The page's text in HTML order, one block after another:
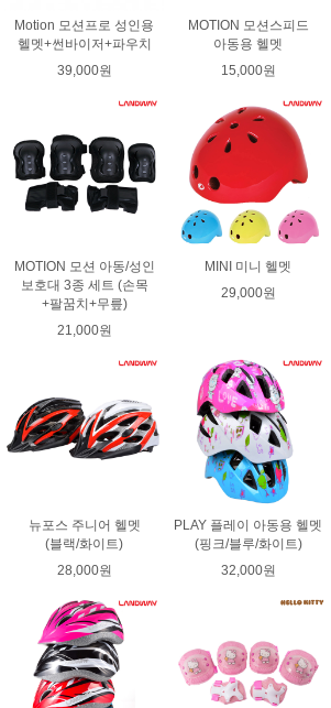
Motion 모션프로 성인용
헬멧+썬바이저+파우치
39,000원
MOTION 모션스피드
아동용 헬멧
15,000원
MOTION 모션 아동/성인
보호대 3종 세트 (손목
+팔꿈치+무릎)
21,000원
MINI 미니 헬멧
29,000원
뉴포스 주니어 헬멧
(블랙/화이트)
28,000원
PLAY 플레이 아동용 헬멧
(핑크/블루/화이트)
32,000원